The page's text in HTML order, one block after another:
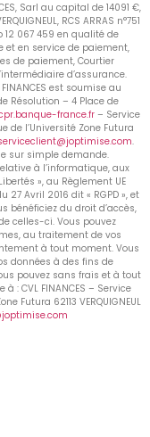
Sarl au capital de 14091 €,
RCS ARRAS n°751
12 067 459 en qualité de
et en service de paiement,
de paiement, Courtier
d’assurance.
FINANCES est soumise au
Résolution – 4 Place de
france.fr– Service
de l’Université Zone Futura
.
sur simple demande.
à l’informatique, aux
», au Règlement UE
Avril 2016 dit « RGPD », et
bénéficiez du droit d’accès,
celles-ci. Vous pouvez
au traitement de vos
à tout moment. Vous
données à des fins de
pouvez sans frais et à tout
: CVL FINANCES – Service
Futura 62113 VERQUIGNEUL